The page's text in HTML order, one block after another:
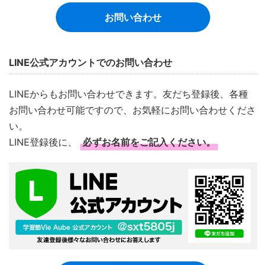
お問い合わせ
LINE公式アカウントでのお問い合わせ
LINEからもお問い合わせできます。友だち登録後、各種
お問い合わせ可能ですので、お気軽にお問い合わせくださ
い。
LINE登録後に、
必ずお名前をご記入ください。